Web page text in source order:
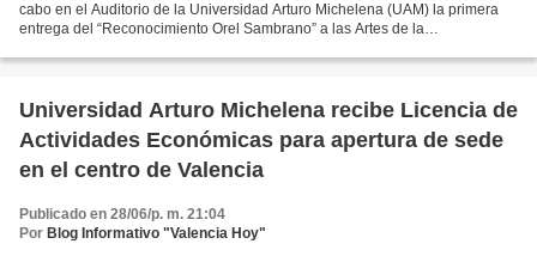
cabo en el Auditorio de la Universidad Arturo Michelena (UAM) la primera
entrega del “Reconocimiento Orel Sambrano” a las Artes de la
Universidad Arturo Michelena recibe Licencia de
Actividades Económicas para apertura de sede
en el centro de Valencia
Publicado en 28/06/p. m. 21:04
Por Blog Informativo "Valencia Hoy"